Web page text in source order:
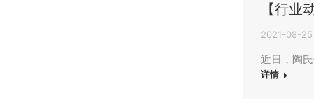
【行
2021-08-25
近日，陶
详情